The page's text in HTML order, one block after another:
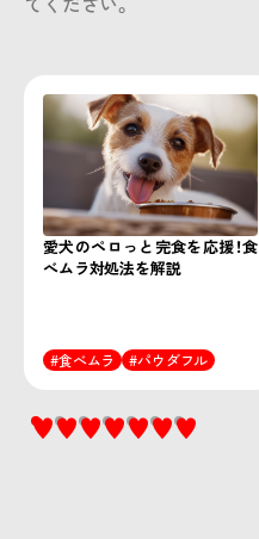
愛犬のペロっと完食を応援！食
べムラ対処法を解説
食べムラ パウダフル